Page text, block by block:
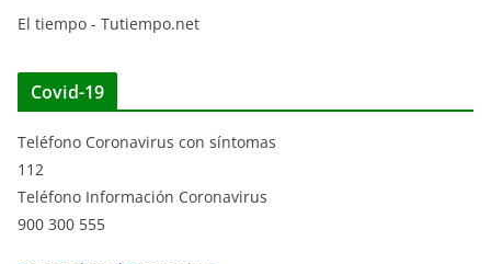
El tiempo - Tutiempo.net
Covid-19
Teléfono Coronavirus con síntomas
112
Teléfono Información Coronavirus
900 300 555